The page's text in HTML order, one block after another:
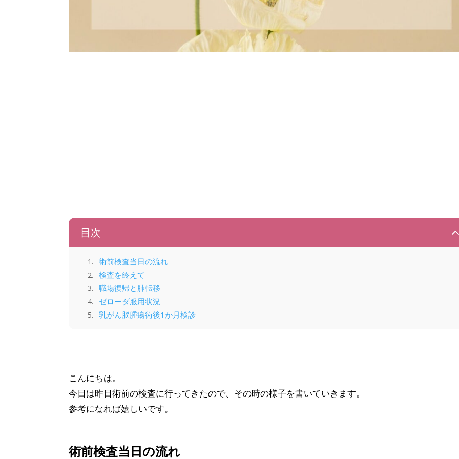
目次
術前検査当日の流れ
検査を終えて
職場復帰と肺転移
ゼローダ服用状況
乳がん脳腫瘍術後1か月検診
こんにちは。
今日は昨日術前の検査に行ってきたので、その時の様子を書いていきます。
参考になれば嬉しいです。
術前検査当日の流れ